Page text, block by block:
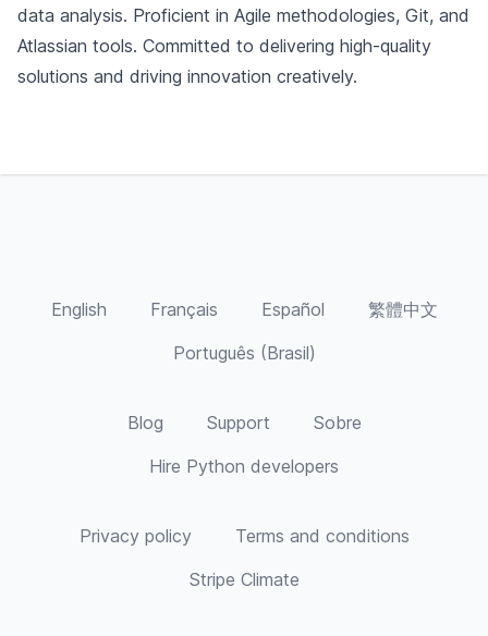
data analysis. Proficient in Agile methodologies, Git, and
Atlassian tools. Committed to delivering high-quality
solutions and driving innovation creatively.
English Français Español
繁體中文
Português (Brasil)
Blog Support
Sobre
Hire Python developers
Privacy policy
Terms and conditions
Stripe Climate